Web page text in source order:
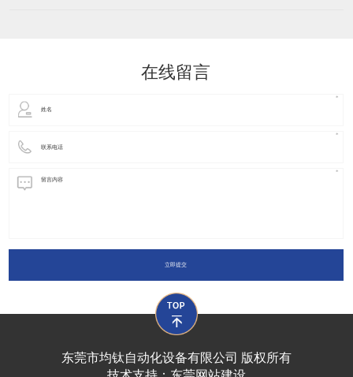
在线留言
立即提交
东莞市均钛自动化设备有限公司 版权所有